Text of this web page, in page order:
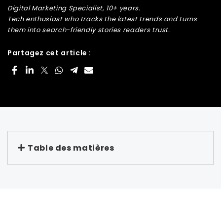
Digital Marketing Specialist, 10+ years.
Tech enthusiast who tracks the latest trends and turns
them into search-friendly stories readers trust.
Partagez cet article :
Table des matières